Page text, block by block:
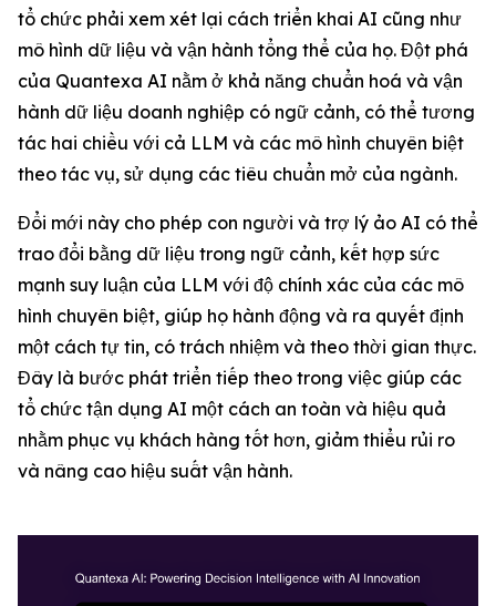
tổ chức phải xem xét lại cách triển khai AI cũng như
mô hình dữ liệu và vận hành tổng thể của họ. Đột phá
của Quantexa AI nằm ở khả năng chuẩn hoá và vận
hành dữ liệu doanh nghiệp có ngữ cảnh, có thể tương
tác hai chiều với cả LLM và các mô hình chuyên biệt
theo tác vụ, sử dụng các tiêu chuẩn mở của ngành.
Đổi mới này cho phép con người và trợ lý ảo AI có thể
trao đổi bằng dữ liệu trong ngữ cảnh, kết hợp sức
mạnh suy luận của LLM với độ chính xác của các mô
hình chuyên biệt, giúp họ hành động và ra quyết định
một cách tự tin, có trách nhiệm và theo thời gian thực.
Đây là bước phát triển tiếp theo trong việc giúp các
tổ chức tận dụng AI một cách an toàn và hiệu quả
nhằm phục vụ khách hàng tốt hơn, giảm thiểu rủi ro
và nâng cao hiệu suất vận hành.